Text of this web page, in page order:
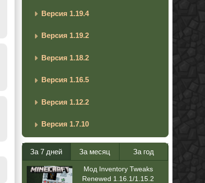
Версия 1.19.4
Версия 1.19.2
Версия 1.18.2
Версия 1.16.5
Версия 1.12.2
Версия 1.7.10
За 7 дней За месяц За год
Мод Inventory Tweaks
Renewed 1.16.1/1.15.2